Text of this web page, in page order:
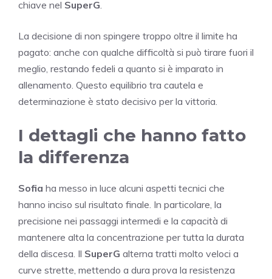
chiave nel SuperG
La decisione di non spingere troppo oltre il limite ha
pagato: anche con qualche difficoltà si può tirare fuori il
meglio, restando fedeli a quanto si è imparato in
allenamento. Questo equilibrio tra cautela e
determinazione è stato decisivo per la vittoria.
I dettagli che hanno fatto
la differenza
Sofia ha messo in luce alcuni aspetti tecnici che
hanno inciso sul risultato finale. In particolare, la
precisione nei passaggi intermedi e la capacità di
mantenere alta la concentrazione per tutta la durata
della discesa. Il SuperG alterna tratti molto veloci a
curve strette, mettendo a dura prova la resistenza